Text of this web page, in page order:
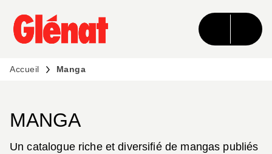
MENU RECHERCHE CONTENU
PIED DE PAGE
Accueil Manga
MANGA
Un catalogue riche et diversifié de mangas publiés